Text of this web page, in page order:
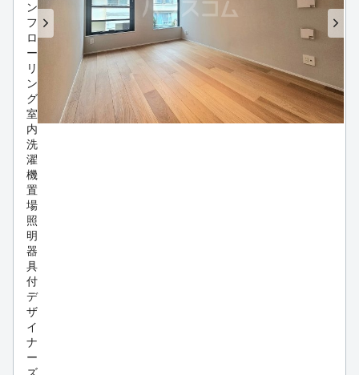
ン
フ
ロ
ー
リ
ン
グ
室
内
洗
濯
機
置
場
照
明
器
具
付
デ
ザ
イ
ナ
ー